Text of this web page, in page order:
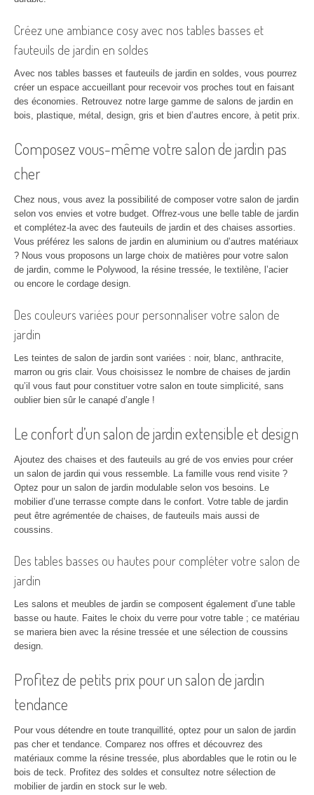
Créez une ambiance cosy avec nos tables basses et
fauteuils de jardin en soldes
Avec nos tables basses et fauteuils de jardin en soldes, vous pourrez
créer un espace accueillant pour recevoir vos proches tout en faisant
des économies. Retrouvez notre large gamme de salons de jardin en
bois, plastique, métal, design, gris et bien d’autres encore, à petit prix.
Composez vous-même votre salon de jardin pas
cher
Chez nous, vous avez la possibilité de composer votre salon de jardin
selon vos envies et votre budget. Offrez-vous une belle table de jardin
et complétez-la avec des fauteuils de jardin et des chaises assorties.
Vous préférez les salons de jardin en aluminium ou d’autres matériaux
? Nous vous proposons un large choix de matières pour votre salon
de jardin, comme le Polywood, la résine tressée, le textilène, l’acier
ou encore le cordage design.
Des couleurs variées pour personnaliser votre salon de
jardin
Les teintes de salon de jardin sont variées : noir, blanc, anthracite,
marron ou gris clair. Vous choisissez le nombre de chaises de jardin
qu’il vous faut pour constituer votre salon en toute simplicité, sans
oublier bien sûr le canapé d’angle !
Le confort d’un salon de jardin extensible et design
Ajoutez des chaises et des fauteuils au gré de vos envies pour créer
un salon de jardin qui vous ressemble. La famille vous rend visite ?
Optez pour un salon de jardin modulable selon vos besoins. Le
mobilier d’une terrasse compte dans le confort. Votre table de jardin
peut être agrémentée de chaises, de fauteuils mais aussi de
coussins.
Des tables basses ou hautes pour compléter votre salon de
jardin
Les salons et meubles de jardin se composent également d’une table
basse ou haute. Faites le choix du verre pour votre table ; ce matériau
se mariera bien avec la résine tressée et une sélection de coussins
design.
Profitez de petits prix pour un salon de jardin
tendance
Pour vous détendre en toute tranquillité, optez pour un salon de jardin
pas cher et tendance. Comparez nos offres et découvrez des
matériaux comme la résine tressée, plus abordables que le rotin ou le
bois de teck. Profitez des soldes et consultez notre sélection de
mobilier de jardin en stock sur le web.